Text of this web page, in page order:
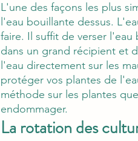
L'une des façons les plus
l'eau bouillante dessus.
faire. Il suffit de verser l'eau
dans un grand récipient et
l'eau directement sur les
protéger vos plantes de
méthode sur les plantes
endommager.
La rotation des